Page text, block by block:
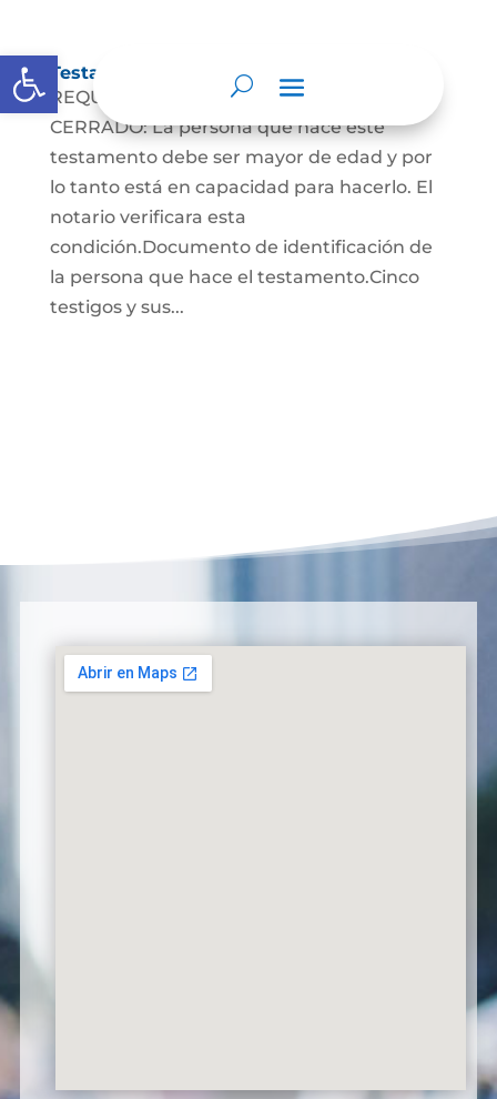
Abrir barra de herramientas
Testamento Cerrado
REQUISITOS PARA EL TESTAMENTO
CERRADO: La persona que hace este
testamento debe ser mayor de edad y por
lo tanto está en capacidad para hacerlo. El
notario verificara esta
condición.Documento de identificación de
la persona que hace el testamento.Cinco
testigos y sus...